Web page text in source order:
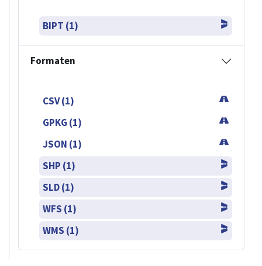
BIPT (1)
Formaten
CSV (1)
GPKG (1)
JSON (1)
SHP (1)
SLD (1)
WFS (1)
WMS (1)